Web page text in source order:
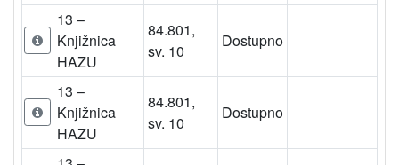
13 –
Knjižnica
HAZU
84.801,
sv. 10
Dostupno
13 –
Knjižnica
HAZU
84.801,
sv. 10
Dostupno